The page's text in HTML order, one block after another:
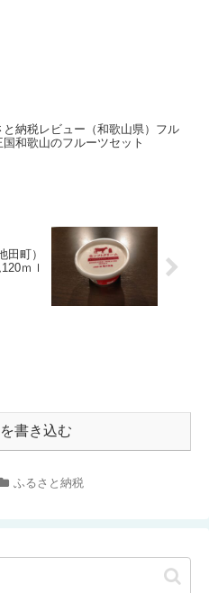
と納税レビュー（和歌山県）フル
国和歌山のフルーツセット
町）
ｍｌ
書き込む
ふるさと納税